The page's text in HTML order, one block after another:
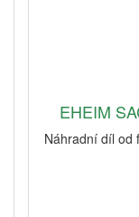
EHEIM
Náhradní díl od